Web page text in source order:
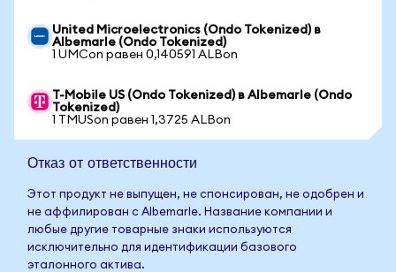
United Microelectronics (Ondo Tokenized) в
Albemarle (Ondo Tokenized)
1 UMCon равен 0,140591 ALBon
T-Mobile US (Ondo Tokenized) в Albemarle (Ondo
Tokenized)
1 TMUSon равен 1,3725 ALBon
Отказ от ответственности
Этот продукт не выпущен, не спонсирован, не одобрен и
не аффилирован с Albemarle. Название компании и
любые другие товарные знаки используются
исключительно для идентификации базового
эталонного актива.